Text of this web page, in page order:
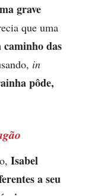
grave
que uma
caminho das
in
pôde,
Isabel
a seu